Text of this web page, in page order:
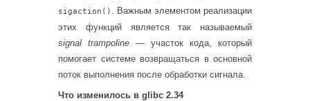
sigaction() . Важным элементом реализации
этих функций является так называемый
signal trampoline — участок кода, который
помогает системе возвращаться в основной
поток выполнения после обработки сигнала.
Что изменилось в glibc 2.34